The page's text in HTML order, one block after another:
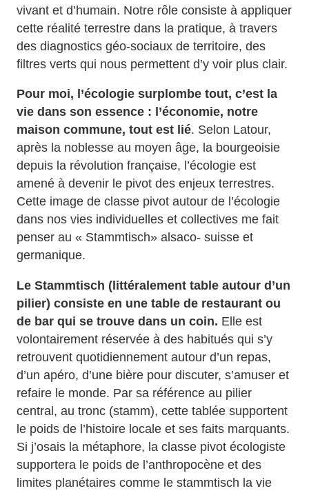
vivant et d’humain. Notre rôle consiste à appliquer
cette réalité terrestre dans la pratique, à travers
des diagnostics géo-sociaux de territoire, des
filtres verts qui nous permettent d’y voir plus clair.
Pour moi, l’écologie surplombe tout, c’est la
vie dans son essence : l’économie, notre
maison commune, tout est lié. Selon Latour,
après la noblesse au moyen âge, la bourgeoisie
depuis la révolution française, l’écologie est
amené à devenir le pivot des enjeux terrestres.
Cette image de classe pivot autour de l’écologie
dans nos vies individuelles et collectives me fait
penser au « Stammtisch» alsaco- suisse et
germanique.
Le Stammtisch (littéralement table autour d’un
pilier) consiste en une table de restaurant ou
de bar qui se trouve dans un coin. Elle est
volontairement réservée à des habitués qui s’y
retrouvent quotidiennement autour d’un repas,
d’un apéro, d’une bière pour discuter, s’amuser et
refaire le monde. Par sa référence au pilier
central, au tronc (stamm), cette tablée supportent
le poids de l’histoire locale et ses faits marquants.
Si j’osais la métaphore, la classe pivot écologiste
supportera le poids de l’anthropocène et des
limites planétaires comme le stammtisch la vie